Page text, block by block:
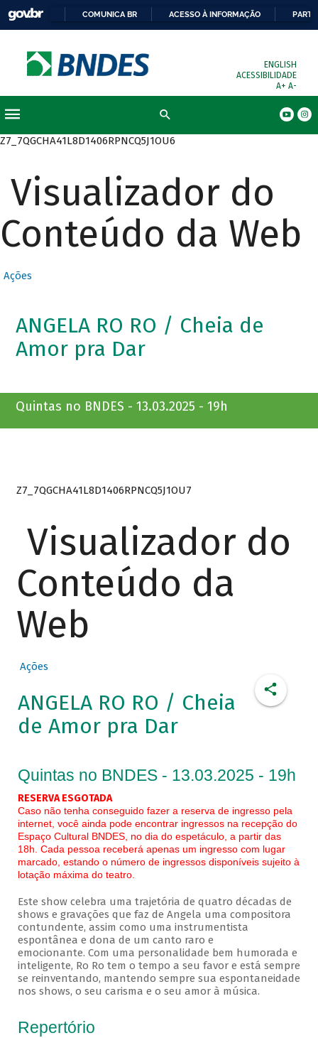
COMUNICA BR ACESSO À INFORMAÇÃO
ENGLISH
ACESSIBILIDADE
A+ A-
Z7_7QGCHA41L8D1406RPNCQ5J1OU6
Visualizador do
Conteúdo da Web
Ações
ANGELA RO RO / Cheia de
Amor pra Dar
Quintas no BNDES - 13.03.2025 - 19h
Z7_7QGCHA41L8D1406RPNCQ5J1OU7
Visualizador do
Conteúdo da
Web
Ações
ANGELA RO RO / Cheia
de Amor pra Dar
Quintas no BNDES - 13.03.2025 - 19h
RESERVA ESGOTADA
Caso não tenha conseguido fazer a reserva de ingresso pela
internet, você ainda pode encontrar ingressos na recepção do
Espaço Cultural BNDES, no dia do espetáculo, a partir das
18h. Cada pessoa receberá apenas um ingresso com lugar
marcado, estando o número de ingressos disponíveis sujeito à
lotação máxima do teatro.
Este show celebra uma trajetória de quatro décadas de
shows e gravações que faz de Angela uma compositora
contundente, assim como uma instrumentista
espontânea e dona de um canto raro e
emocionante. Com uma personalidade bem humorada e
inteligente, Ro Ro tem o tempo a seu favor e está sempre
se reinventando, mantendo sempre sua espontaneidade
nos shows, o seu carisma e o seu amor à música.
Repertório